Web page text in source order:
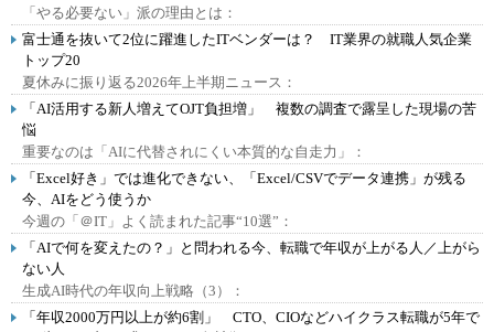
「やる必要ない」派の理由とは：
富士通を抜いて2位に躍進したITベンダーは？ IT業界の就職人気企業
トップ20
夏休みに振り返る2026年上半期ニュース：
「AI活用する新人増えてOJT負担増」 複数の調査で露呈した現場の苦
悩
重要なのは「AIに代替されにくい本質的な自走力」：
「Excel好き」では進化できない、「Excel/CSVでデータ連携」が残る
今、AIをどう使うか
今週の「＠IT」よく読まれた記事“10選”：
「AIで何を変えたの？」と問われる今、転職で年収が上がる人／上がら
ない人
生成AI時代の年収向上戦略（3）：
「年収2000万円以上が約6割」 CTO、CIOなどハイクラス転職が5年で